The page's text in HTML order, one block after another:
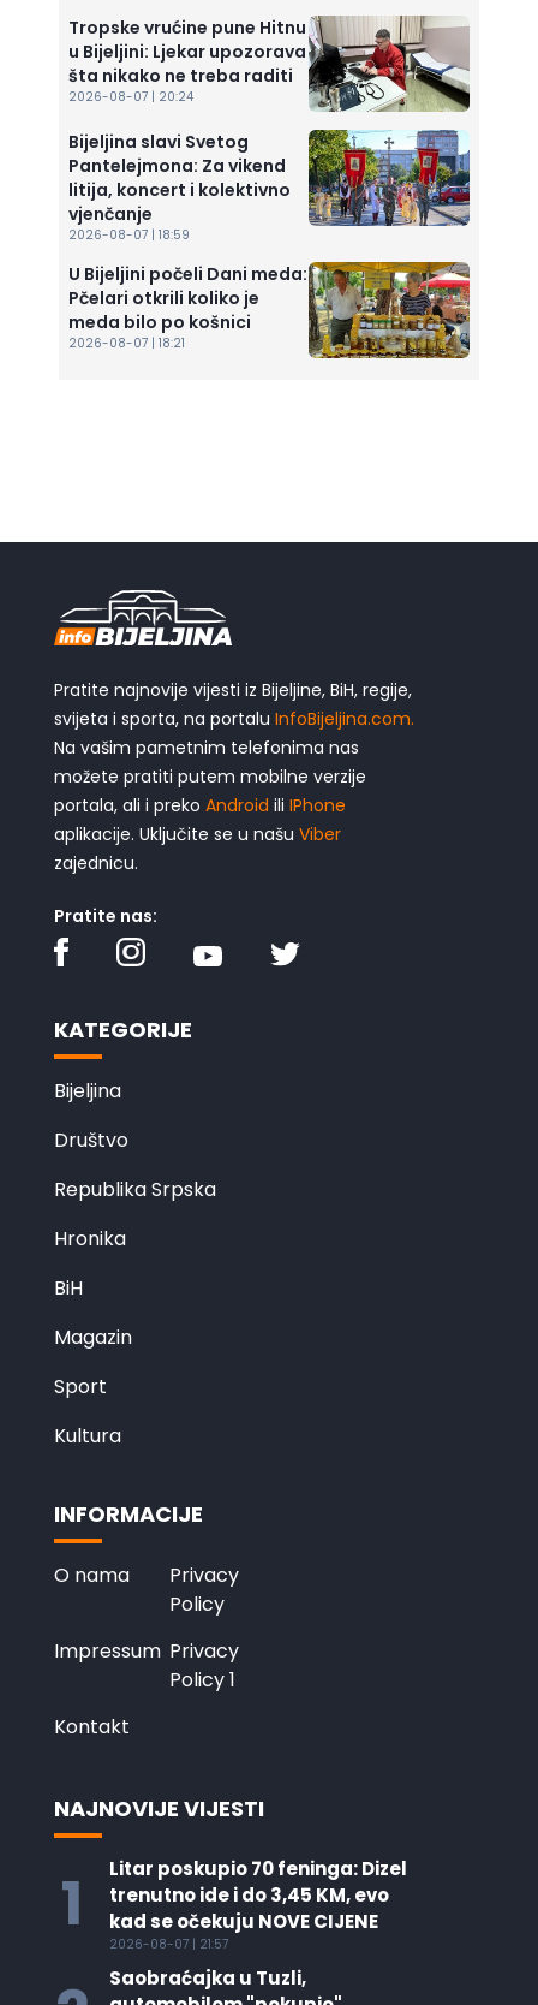
Tropske vrućine pune Hitnu
u Bijeljini: Ljekar upozorava
šta nikako ne treba raditi
2026-08-07 | 20:24
Bijeljina slavi Svetog
Pantelejmona: Za vikend
litija, koncert i kolektivno
vjenčanje
2026-08-07 | 18:59
U Bijeljini počeli Dani meda:
Pčelari otkrili koliko je
meda bilo po košnici
2026-08-07 | 18:21
Pratite najnovije vijesti iz Bijeljine, BiH, regije,
svijeta i sporta, na portalu InfoBijeljina.com.
Na vašim pametnim telefonima nas
možete pratiti putem mobilne verzije
portala, ali i preko Android ili IPhone
aplikacije. Uključite se u našu Viber
zajednicu.
Pratite nas:
KATEGORIJE
Bijeljina
Društvo
Republika Srpska
Hronika
BiH
Magazin
Sport
Kultura
INFORMACIJE
O nama
Privacy
Policy
Impressum Privacy
Policy 1
Kontakt
NAJNOVIJE VIJESTI
1
Litar poskupio 70 feninga: Dizel
trenutno ide i do 3,45 KM, evo
kad se očekuju NOVE CIJENE
2026-08-07 | 21:57
Saobraćajka u Tuzli,